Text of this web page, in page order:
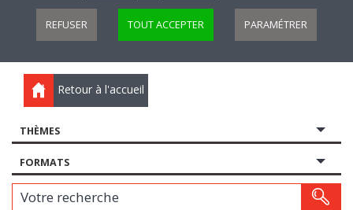
REFUSER TOUT ACCEPTER PARAMÉTRER
Retour à l'accueil
THÈMES
FORMATS
Votre recherche